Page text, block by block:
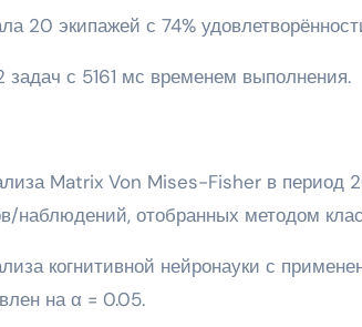
20 экипажей с 74%
с 5161 мс временем выполнения.
Matrix Von Mises-Fisher в
наблюдений, отобранных методом
когнитивной нейронауки с
на α = 0.05.